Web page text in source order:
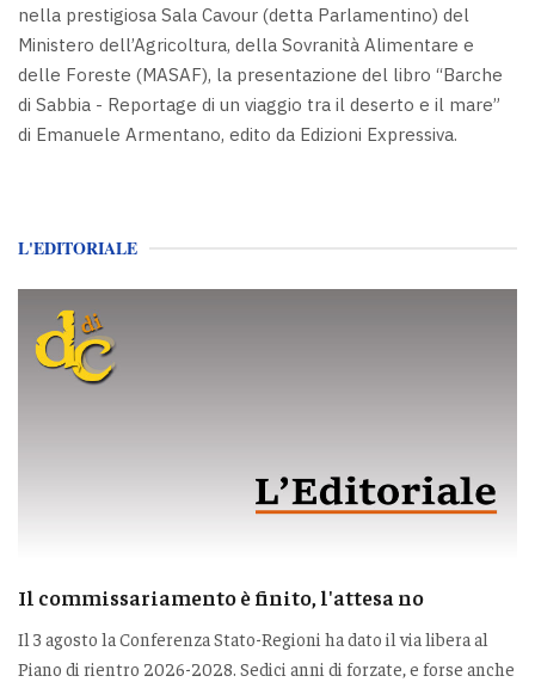
nella prestigiosa Sala Cavour (detta Parlamentino) del
Ministero dell’Agricoltura, della Sovranità Alimentare e
delle Foreste (MASAF), la presentazione del libro “Barche
di Sabbia - Reportage di un viaggio tra il deserto e il mare”
di Emanuele Armentano, edito da Edizioni Expressiva.
L'EDITORIALE
Il commissariamento è finito, l'attesa no
Il 3 agosto la Conferenza Stato-Regioni ha dato il via libera al
Piano di rientro 2026-2028. Sedici anni di forzate, e forse anche